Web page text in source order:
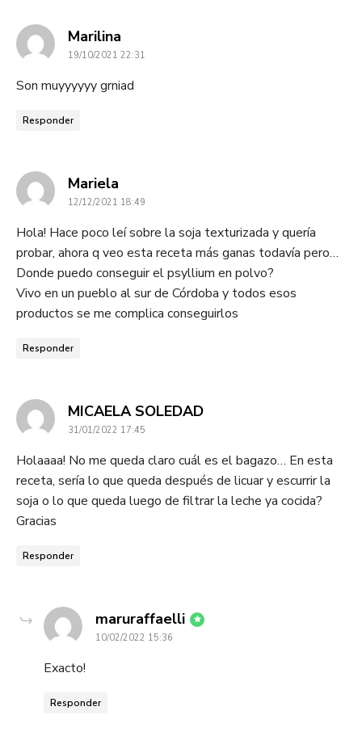
Marilina
19/10/2021 22:31
Son muyyyyyy grniad
Responder
Mariela
12/12/2021 18:49
Hola! Hace poco leí sobre la soja texturizada y quería
probar, ahora q veo esta receta más ganas todavía pero…
Donde puedo conseguir el psyllium en polvo?
Vivo en un pueblo al sur de Córdoba y todos esos
productos se me complica conseguirlos
Responder
MICAELA SOLEDADdice:
31/01/2022 17:45
Holaaaa! No me queda claro cuál es el bagazo… En esta
receta, sería lo que queda después de licuar y escurrir la
soja o lo que queda luego de filtrar la leche ya cocida?
Gracias
Responder
maruraffaelli dice:
10/02/2022 15:36
Exacto!
Responder